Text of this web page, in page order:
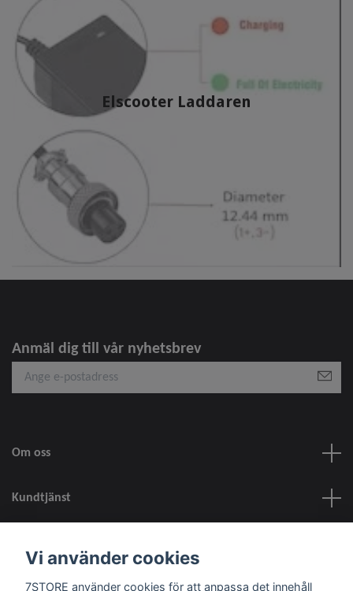
Elscooter Laddaren
Anmäl dig till vår nyhetsbrev
Om oss
Kundtjänst
Sociala medier
Vi använder cookies
7STORE använder cookies för att anpassa det innehåll